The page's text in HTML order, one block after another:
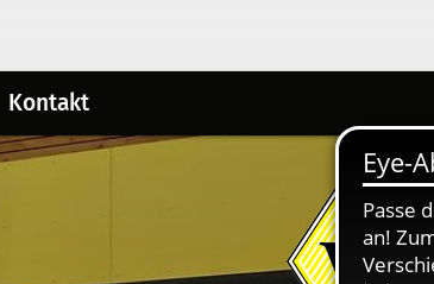
Kontakt